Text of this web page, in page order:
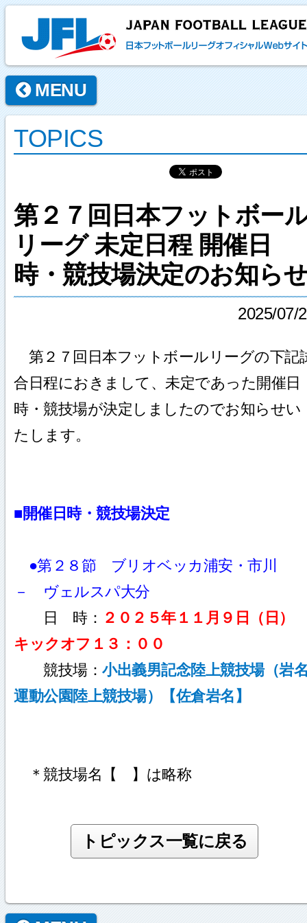
MENU
TOPICS
第２７回日本フットボー
リーグ 未定日程 開催日
時・競技場決定のお知ら
2025/07/
第２７回日本フットボールリーグの下記
合日程におきまして、未定であった開催日
時・競技場が決定しましたのでお知らせい
たします。
■開催日時・競技場決定
●第２８節 ブリオベッカ浦安・市川
－ ヴェルスパ大分
日 時： ２０２５年１１月９日（日
キックオフ１３：００
競技場： 小出義男記念陸上競技場（岩
運動公園陸上競技場）【佐倉岩名】
＊競技場名【 】は略称